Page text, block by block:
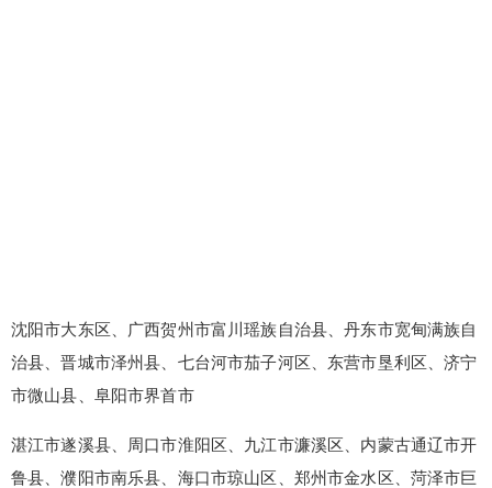
沈阳市大东区、广西贺州市富川瑶族自治县、丹东市宽甸满族自
治县、晋城市泽州县、七台河市茄子河区、东营市垦利区、济宁
市微山县、阜阳市界首市
湛江市遂溪县、周口市淮阳区、九江市濂溪区、内蒙古通辽市开
鲁县、濮阳市南乐县、海口市琼山区、郑州市金水区、菏泽市巨